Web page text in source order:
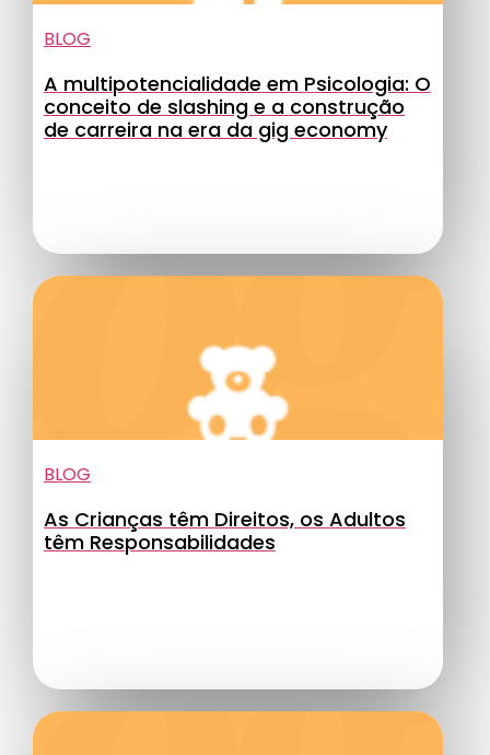
BLOG
A multipotencialidade em Psicologia: O
conceito de slashing e a construção
de carreira na era da gig economy
BLOG
As Crianças têm Direitos, os Adultos
têm Responsabilidades